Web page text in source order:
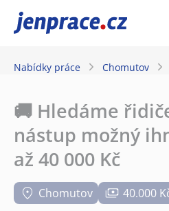
JenPráce.cz
Nabídky práce Chomutov
🚚 Hledáme
nástup možný
až 40 000 Kč
Chomutov 40.000